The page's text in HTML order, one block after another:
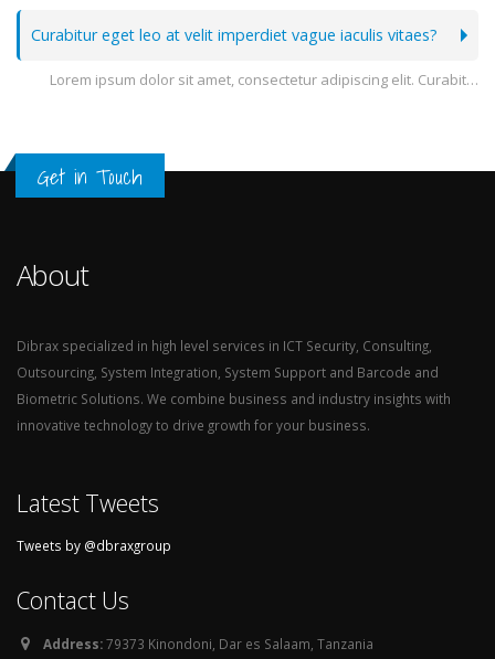
Curabitur eget leo at velit imperdiet vague iaculis vitaes?
Lorem ipsum dolor sit amet, consectetur adipiscing elit. Curabitur eget leo at velit imperdiet varius. In eu ipsum vitae velit congue iaculis vitae at risus. Nullam tortor nunc, bibendum vitae semper a, volutpat eget massa. Lorem ipsum dolor sit amet, consectetur adipiscing elit. Integer fringilla, orci sit amet posuere auctor, orci eros pellentesque odio, nec pellentesque erat ligula nec massa. Aenean consequat lorem ut felis ullamcorper posuere gravida tellus faucibus. Maecenas dolor elit, pulvinar eu vehicula eu, consequat et lacus. Duis et purus ipsum. In auctor mattis ipsum id molestie. Donec risus nulla, fringilla a rhoncus vitae, semper a massa. Vivamus ullamcorper, enim sit amet consequat laoreet, tortor tortor dictum urna, ut egestas urna ipsum nec libero. Nulla justo leo, molestie vel tempor nec, egestas at massa. Aenean pulvinar, felis porttitor iaculis pulvinar, odio orci sodales odio, ac pulvinar felis quam sit.
Get in Touch
About
Dibrax specialized in high level services in ICT Security, Consulting,
Outsourcing, System Integration, System Support and Barcode and
Biometric Solutions. We combine business and industry insights with
innovative technology to drive growth for your business.
Latest Tweets
Tweets by @dbraxgroup
Contact Us
Address:79373 Kinondoni, Dar es Salaam, Tanzania